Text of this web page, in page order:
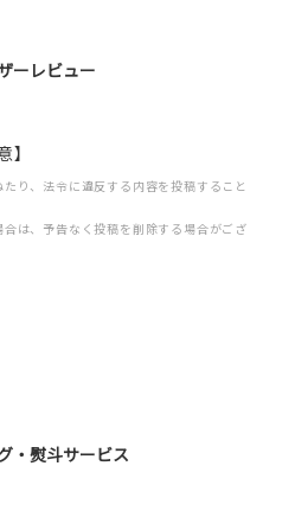
ーレビュー
】
り、法令に違反する内容を投稿すること
は、予告なく投稿を削除する場合がござ
・熨斗サービス